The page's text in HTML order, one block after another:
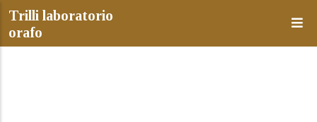
Salta al contenuto principale
Trilli laboratorio
orafo